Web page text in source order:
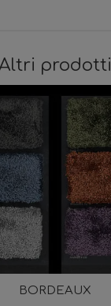
prodotti
BORDEAUX